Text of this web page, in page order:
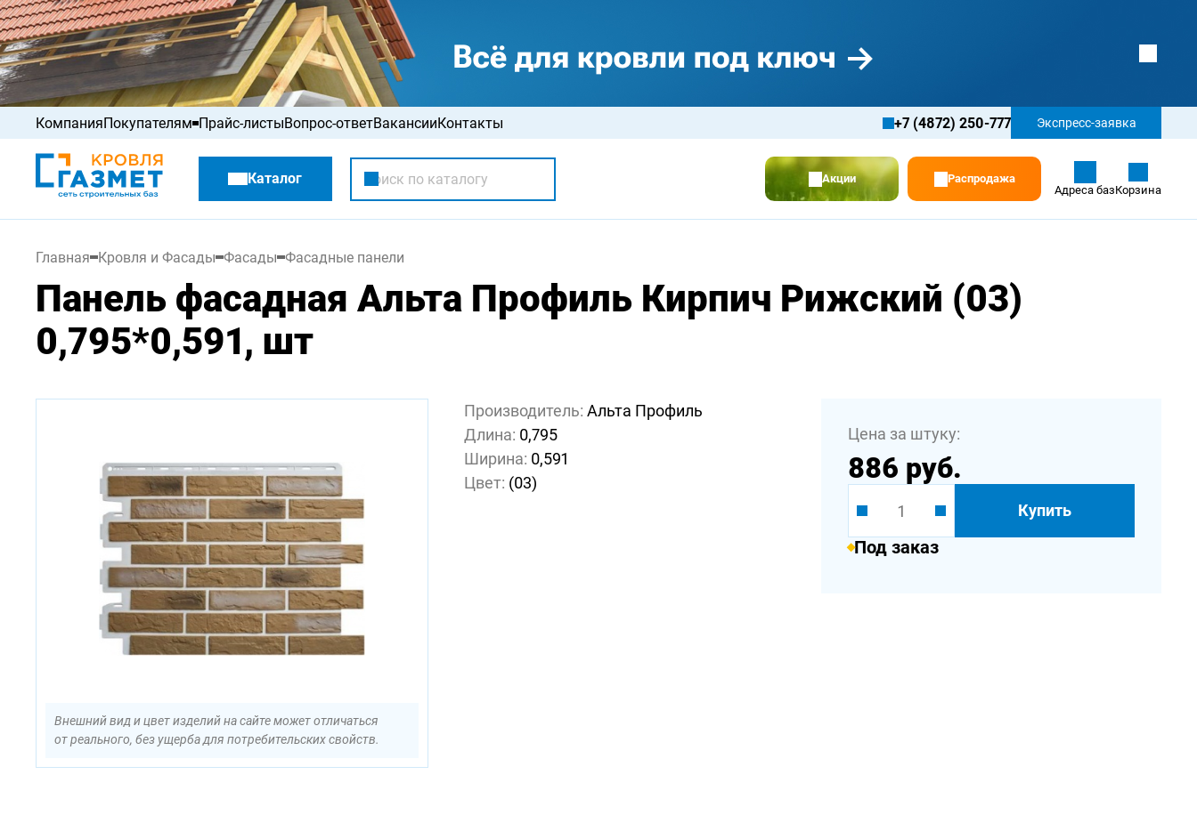
КомпанияПокупателям
Акции
Распродажа
Прайс-листыВопрос-ответВакансииКонтакты +7 (4872) 250-777 Экспресс-заявка
Каталог Акции
Распродажа
Адреса базКорзина
Главная Кровля и Фасады Фасады Фасадные панели
Панель фасадная Альта Профиль Кирпич Рижский (03)
0,795*0,591, шт
Внешний вид и цвет изделий на сайте может отличаться
от реального, без ущерба для потребительских свойств.
Производитель: Альта Профиль
Длина: 0,795
Ширина: 0,591
Цвет: (03)
Цена за штуку:
886 руб.
Купить
Под заказ